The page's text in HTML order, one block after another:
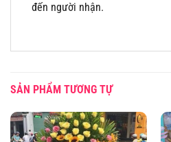
đến người nhận.
SẢN PHẨM TƯƠNG TỰ